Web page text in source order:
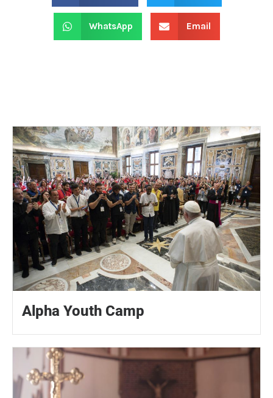
WhatsApp Email
Alpha Youth Camp